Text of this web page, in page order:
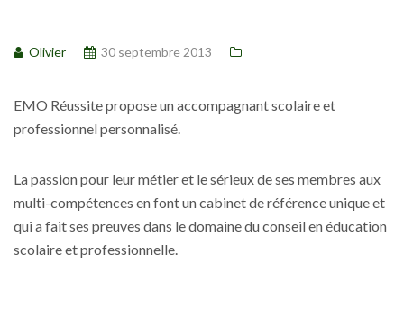
Olivier 30 septembre 2013
EMO Réussite propose un accompagnant scolaire et
professionnel personnalisé.
La passion pour leur métier et le sérieux de ses membres aux
multi-compétences en font un cabinet de référence unique et
qui a fait ses preuves dans le domaine du conseil en éducation
scolaire et professionnelle.